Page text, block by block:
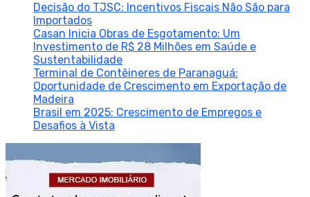
Decisão do TJSC: Incentivos Fiscais Não São para
Importados
Casan Inicia Obras de Esgotamento: Um
Investimento de R$ 28 Milhões em Saúde e
Sustentabilidade
Terminal de Contêineres de Paranaguá:
Oportunidade de Crescimento em Exportação de
Madeira
Brasil em 2025: Crescimento de Empregos e
Desafios à Vista